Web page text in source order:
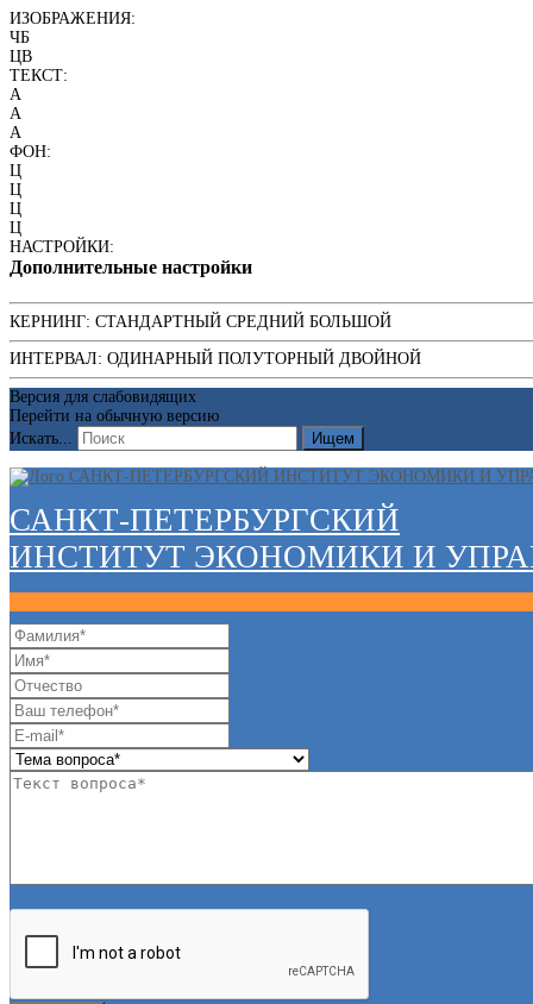
ИЗОБРАЖЕНИЯ:
ЧБ
ЦВ
ТЕКСТ:
A
A
A
ФОН:
Ц
Ц
Ц
Ц
НАСТРОЙКИ:
Дополнительные настройки
КЕРНИНГ: СТАНДАРТНЫЙ СРЕДНИЙ БОЛЬШОЙ
ИНТЕРВАЛ: ОДИНАРНЫЙ ПОЛУТОРНЫЙ ДВОЙНОЙ
Версия для слабовидящих
Перейти на обычную версию
Искать...
Ищем
САНКТ-ПЕТЕРБУРГСКИЙ
ИНСТИТУТ ЭКОНОМИКИ И